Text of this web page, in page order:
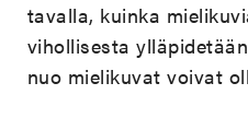
tavalla, kuinka
vihollisesta
nuo mielikuvat voivat